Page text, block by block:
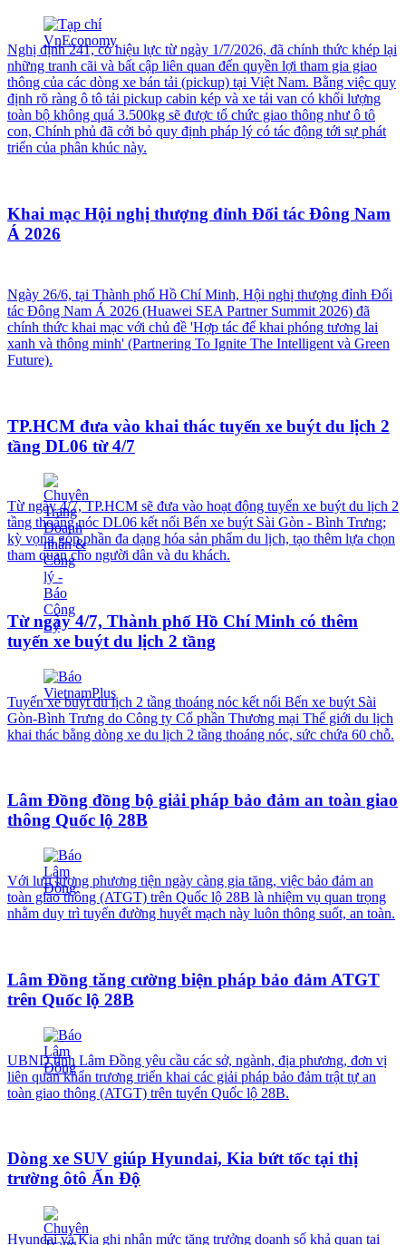
Nghị định 241, có hiệu lực từ ngày 1/7/2026, đã chính thức khép lại
những tranh cãi và bất cập liên quan đến quyền lợi tham gia giao
thông của các dòng xe bán tải (pickup) tại Việt Nam. Bằng việc quy
định rõ ràng ô tô tải pickup cabin kép và xe tải van có khối lượng
toàn bộ không quá 3.500kg sẽ được tổ chức giao thông như ô tô
con, Chính phủ đã cởi bỏ quy định pháp lý có tác động tới sự phát
triển của phân khúc này.
Khai mạc Hội nghị thượng đỉnh Đối tác Đông Nam
Á 2026
Ngày 26/6, tại Thành phố Hồ Chí Minh, Hội nghị thượng đỉnh Đối
tác Đông Nam Á 2026 (Huawei SEA Partner Summit 2026) đã
chính thức khai mạc với chủ đề 'Hợp tác để khai phóng tương lai
xanh và thông minh' (Partnering To Ignite The Intelligent và Green
Future).
TP.HCM đưa vào khai thác tuyến xe buýt du lịch 2
tầng DL06 từ 4/7
Từ ngày 4/7, TP.HCM sẽ đưa vào hoạt động tuyến xe buýt du lịch 2
tầng thoáng nóc DL06 kết nối Bến xe buýt Sài Gòn - Bình Trưng;
kỳ vọng góp phần đa dạng hóa sản phẩm du lịch, tạo thêm lựa chọn
tham quan cho người dân và du khách.
Từ ngày 4/7, Thành phố Hồ Chí Minh có thêm
tuyến xe buýt du lịch 2 tầng
Tuyến xe buýt du lịch 2 tầng thoáng nóc kết nối Bến xe buýt Sài
Gòn-Bình Trưng do Công ty Cổ phần Thương mại Thế giới du lịch
khai thác bằng dòng xe du lịch 2 tầng thoáng nóc, sức chứa 60 chỗ.
Lâm Đồng đồng bộ giải pháp bảo đảm an toàn giao
thông Quốc lộ 28B
Với lưu lượng phương tiện ngày càng gia tăng, việc bảo đảm an
toàn giao thông (ATGT) trên Quốc lộ 28B là nhiệm vụ quan trọng
nhằm duy trì tuyến đường huyết mạch này luôn thông suốt, an toàn.
Lâm Đồng tăng cường biện pháp bảo đảm ATGT
trên Quốc lộ 28B
UBND tỉnh Lâm Đồng yêu cầu các sở, ngành, địa phương, đơn vị
liên quan khẩn trương triển khai các giải pháp bảo đảm trật tự an
toàn giao thông (ATGT) trên tuyến Quốc lộ 28B.
Dòng xe SUV giúp Hyundai, Kia bứt tốc tại thị
trường ôtô Ấn Độ
Hyundai và Kia ghi nhận mức tăng trưởng doanh số khả quan tại